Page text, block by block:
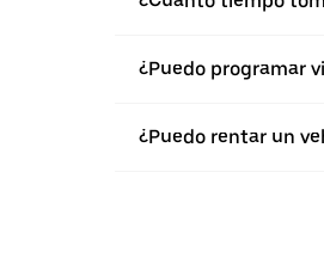
¿Puedo programar
¿Puedo rentar un